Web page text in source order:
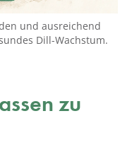
und ausreichend
Dill-Wachstum.
zu